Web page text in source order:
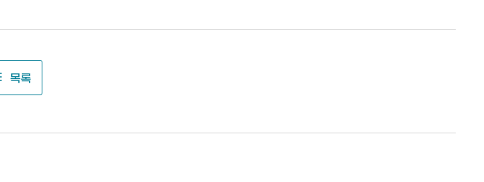
목록